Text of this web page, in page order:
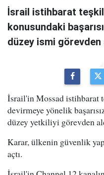
İsrail istihbarat
konusundaki
düzey ismi görevden
İsrail'in Mossad istihbarat
devirmeye yönelik
düzey yetkiliyi görevden
Karar, ülkenin güvenlik
açtı.